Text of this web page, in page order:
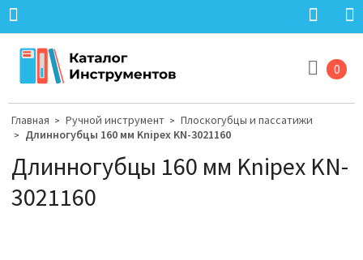
0
Главная > Ручной инструмент > Плоскогубцы и пассатижи
> Длинногубцы 160 мм Knipex KN-3021160
Длинногубцы 160 мм Knipex KN-
3021160